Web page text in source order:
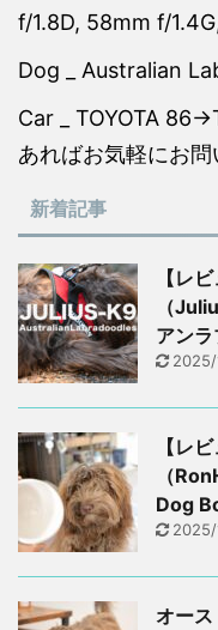
f/1.8D, 58mm f/
Dog _ Australian
Car _ TOYOTA
あればお気軽にお
新着記事
【レ
（
アン
【レ
（
Dog
オー